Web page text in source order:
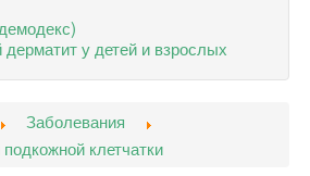
дерматит у детей и взрослых
Заболевания
клетчатки